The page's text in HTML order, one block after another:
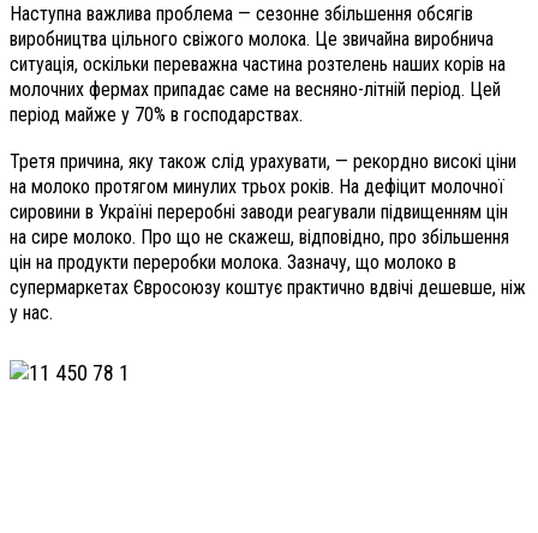
Наступна важлива проблема — сезонне збільшення обсягів
виробництва цільного свіжого молока. Це звичайна виробнича
ситуація, оскільки переважна частина розтелень наших корів на
молочних фермах припадає саме на весняно-літній період. Цей
період майже у 70% в господарствах.
Третя причина, яку також слід урахувати, — рекордно високі ціни
на молоко протягом минулих трьох років. На дефіцит молочної
сировини в Україні переробні заводи реагували підвищенням цін
на сире молоко. Про що не скажеш, відповідно, про збільшення
цін на продукти переробки молока. Зазначу, що молоко в
супермаркетах Євросоюзу коштує практично вдвічі дешевше, ніж
у нас.